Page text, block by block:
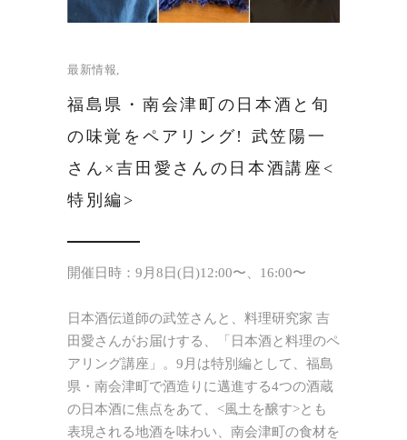
最新情報
福島県・南会津町の日本酒と旬
の味覚をペアリング! 武笠陽一
さん×吉田愛さんの日本酒講座<
特別編>
開催日時：9月8日(日)12:00〜、16:00〜
日本酒伝道師の武笠さんと、料理研究家 吉
田愛さんがお届けする、「日本酒と料理のペ
アリング講座」。9月は特別編として、福島
県・南会津町で酒造りに邁進する4つの酒蔵
の日本酒に焦点をあて、<風土を醸す>とも
表現される地酒を味わい、南会津町の食材を